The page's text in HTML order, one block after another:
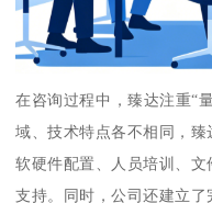
在咨询过程中，臻达注重“
域、技术特点各不相同，
软硬件配置、人员培训、
支持。同时，公司还建立